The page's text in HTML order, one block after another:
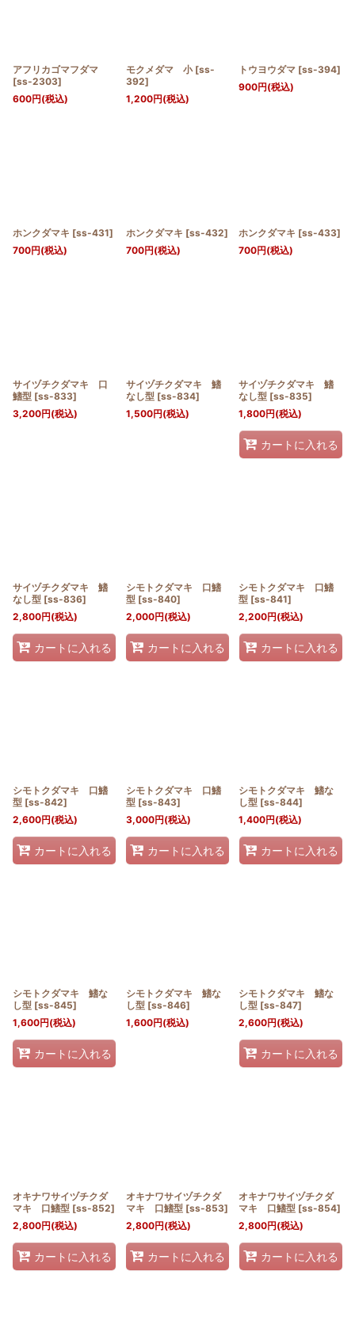
アフリカゴマフダマ
[ss-2303]
600円(税込)
モクメダマ 小 [ss-
392]
1,200円(税込)
トウヨウダマ [ss-394]
900円(税込)
ホンクダマキ [ss-431]
700円(税込)
ホンクダマキ [ss-432]
700円(税込)
ホンクダマキ [ss-433]
700円(税込)
サイヅチクダマキ 口
鰭型 [ss-833]
3,200円(税込)
サイヅチクダマキ 鰭
なし型 [ss-834]
1,500円(税込)
サイヅチクダマキ 鰭
なし型 [ss-835]
1,800円(税込)
カートに入れる
サイヅチクダマキ 鰭
なし型 [ss-836]
2,800円(税込)
カートに入れる
シモトクダマキ 口鰭
型 [ss-840]
2,000円(税込)
カートに入れる
シモトクダマキ 口鰭
型 [ss-841]
2,200円(税込)
カートに入れる
シモトクダマキ 口鰭
型 [ss-842]
2,600円(税込)
カートに入れる
シモトクダマキ 口鰭
型 [ss-843]
3,000円(税込)
カートに入れる
シモトクダマキ 鰭な
し型 [ss-844]
1,400円(税込)
カートに入れる
シモトクダマキ 鰭な
し型 [ss-845]
1,600円(税込)
カートに入れる
シモトクダマキ 鰭な
し型 [ss-846]
1,600円(税込)
シモトクダマキ 鰭な
し型 [ss-847]
2,600円(税込)
カートに入れる
オキナワサイヅチクダ
マキ 口鰭型 [ss-852]
2,800円(税込)
カートに入れる
オキナワサイヅチクダ
マキ 口鰭型 [ss-853]
2,800円(税込)
カートに入れる
オキナワサイヅチクダ
マキ 口鰭型 [ss-854]
2,800円(税込)
カートに入れる